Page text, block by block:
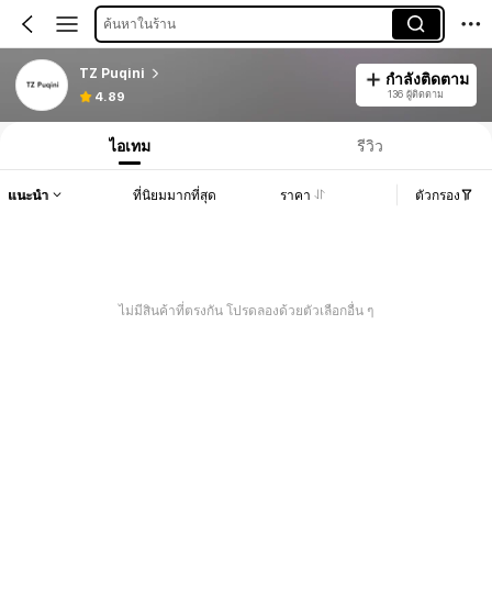
ค้นหาในร้าน
TZ Puqini
4.89
กำลังติดตาม
136 ผู้ติดตาม
ไอเทม รีวิว
แนะนำ ที่นิยมมากที่สุด ราคา ตัวกรอง
ไม่มีสินค้าที่ตรงกัน โปรดลองด้วยตัวเลือกอื่น ๆ